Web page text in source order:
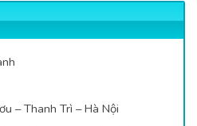
– Thanh Trì – Hà Nội